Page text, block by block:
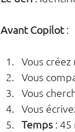
Avant Copilot :
Vous
Vous
Vous
Vous
Temps :